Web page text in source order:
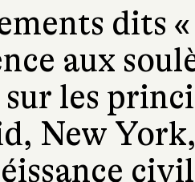
dits «
aux
sur les
New